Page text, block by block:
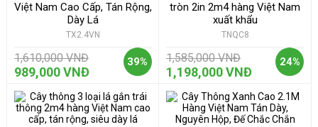
39%
Việt Nam Cao Cấp, Tán Rộng,
Dày Lá
TX2.4VN
1,610,000 VNĐ
989,000 VNĐ
24%
tròn 2in 2m4 hàng Việt Nam
xuất khẩu
TNQC8
1,585,000 VNĐ
1,198,000 VNĐ